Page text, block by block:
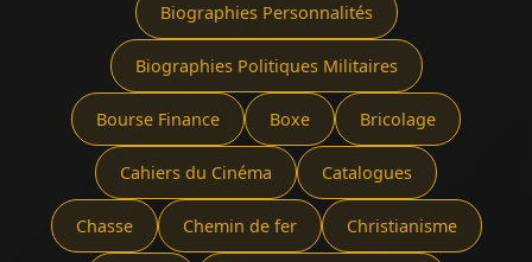
Biographies Personnalités
Biographies Politiques Militaires
Bourse Finance Boxe Bricolage
Cahiers du Cinéma Catalogues
Chasse Chemin de fer Christianisme